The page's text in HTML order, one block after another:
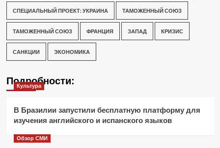
СПЕЦИАЛЬНЫЙ ПРОЕКТ: УКРАИНА ТАМОЖЕННЫЙ СОЮЗ
ТАМОЖЕННЫЙ СОЮЗ ФРАНЦИЯ ЗАПАД КРИЗИС
САНКЦИИ ЭКОНОМИКА
Подробности:
Культура
В Бразилии запустили бесплатную платформу для
изучения английского и испанского языков
Обзор СМИ